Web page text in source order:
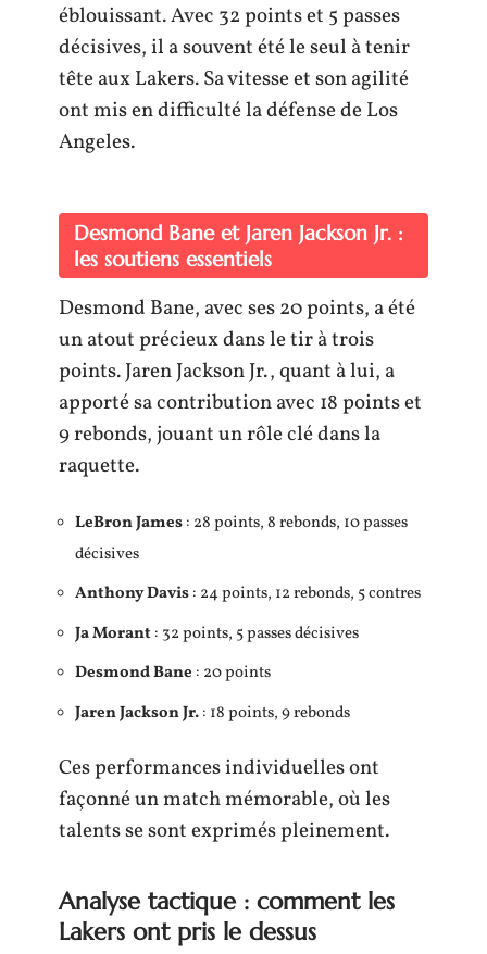
éblouissant. Avec 32 points et 5 passes
décisives, il a souvent été le seul à tenir
tête aux Lakers. Sa vitesse et son agilité
ont mis en difficulté la défense de Los
Angeles.
Desmond Bane et Jaren Jackson Jr. :
les soutiens essentiels
Desmond Bane, avec ses 20 points, a été
un atout précieux dans le tir à trois
points. Jaren Jackson Jr., quant à lui, a
apporté sa contribution avec 18 points et
9 rebonds, jouant un rôle clé dans la
raquette.
LeBron James: 28 points, 8 rebonds, 10 passes
décisives
Anthony Davis: 24 points, 12 rebonds, 5 contres
Ja Morant: 32 points, 5 passes décisives
Desmond Bane : 20 points
Jaren Jackson Jr.: 18 points, 9 rebonds
Ces performances individuelles ont
façonné un match mémorable, où les
talents se sont exprimés pleinement.
Analyse tactique : comment les
Lakers ont pris le dessus